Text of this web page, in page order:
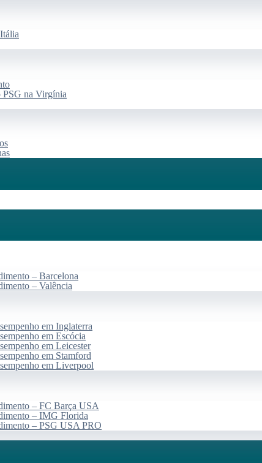
PSG na Virgínia
– Barcelona
– Valência
em Inglaterra
em Escócia
em Leicester
em Stamford
em Liverpool
– FC Barça USA
– IMG Florida
– PSG USA PRO